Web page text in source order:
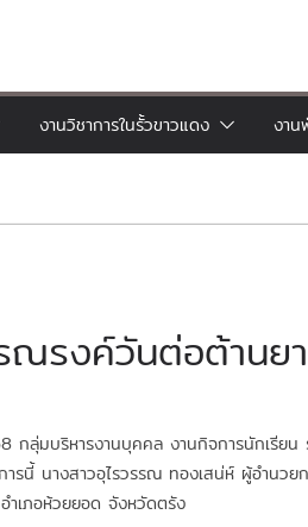
งานวิชาการในรั้วขาวแดง งา
ณรงค์วันต่อต้านย
ลุ่มบริหารงานบุคคล งานกิจการนักเรียน
นี้ นางสาวอุไรวรรณ ทองเสน่ห์ ผู้อำนวย
เภอห้วยยอด จังหวัดตรัง